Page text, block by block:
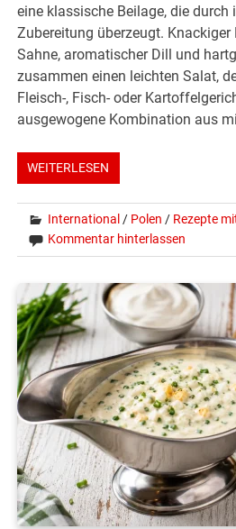
eine klassische Beilage, die
Zubereitung überzeugt.
Sahne, aromatischer Dill und
zusammen einen leichten Salat,
Fleisch-, Fisch- oder
ausgewogene Kombination aus
WEITERLESEN
International / Polen / Rezepte
Kommentar hinterlassen